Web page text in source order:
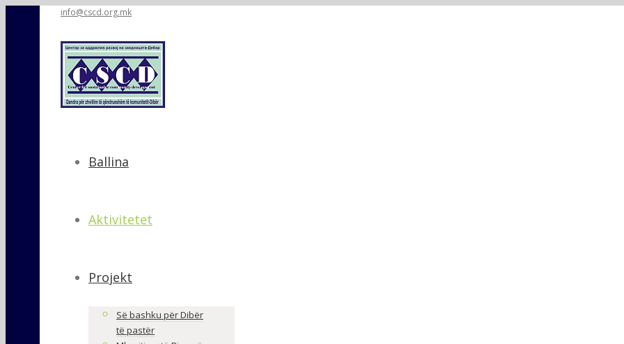
info@cscd.org.mk
Ballina
Aktivitetet
Projekt
Së bashku për Dibër
të pastër